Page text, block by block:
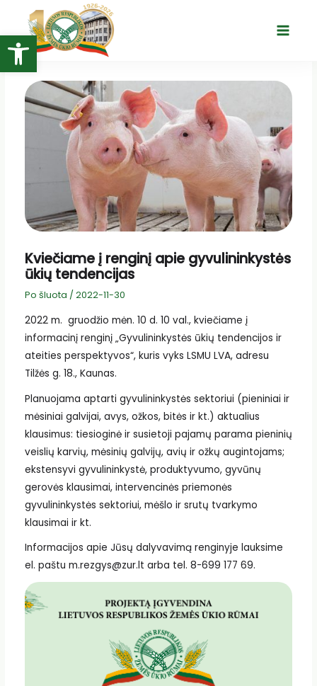
Open toolbar
turinio
Main
Kviečiame į renginį apie gyvulininkystės
ūkių tendencijas
Po šluota / 2022-11-30
2022 m. gruodžio mėn. 10 d. 10 val., kviečiame į
informacinį renginį „Gyvulininkystės ūkių tendencijos ir
ateities perspektyvos“, kuris vyks LSMU LVA, adresu
Tilžės g. 18., Kaunas.
Planuojama aptarti gyvulininkystės sektoriui (pieniniai ir
mėsiniai galvijai, avys, ožkos, bitės ir kt.) aktualius
klausimus: tiesioginė ir susietoji pajamų parama pieninių
veislių karvių, mėsinių galvijų, avių ir ožkų augintojams;
ekstensyvi gyvulininkystė, produktyvumo, gyvūnų
gerovės klausimai, intervencinės priemonės
gyvulininkystės sektoriui, mėšlo ir srutų tvarkymo
klausimai ir kt.
Informacijos apie Jūsų dalyvavimą renginyje lauksime
el. paštu m.rezgys@zur.lt arba tel. 8-699 177 69.